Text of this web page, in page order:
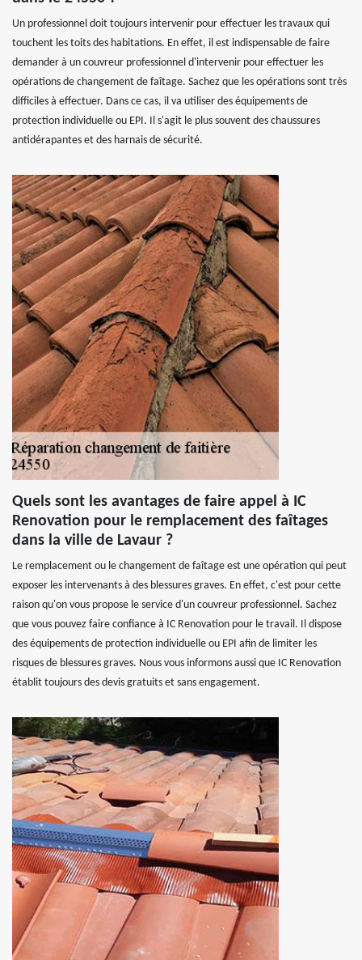
Un professionnel doit toujours intervenir pour effectuer les travaux qui
touchent les toits des habitations. En effet, il est indispensable de faire
demander à un couvreur professionnel d'intervenir pour effectuer les
opérations de changement de faîtage. Sachez que les opérations sont très
difficiles à effectuer. Dans ce cas, il va utiliser des équipements de
protection individuelle ou EPI. Il s'agit le plus souvent des chaussures
antidérapantes et des harnais de sécurité.
Quels sont les avantages de faire appel à IC
Renovation pour le remplacement des faîtages
dans la ville de Lavaur ?
Le remplacement ou le changement de faîtage est une opération qui peut
exposer les intervenants à des blessures graves. En effet, c'est pour cette
raison qu'on vous propose le service d'un couvreur professionnel. Sachez
que vous pouvez faire confiance à IC Renovation pour le travail. Il dispose
des équipements de protection individuelle ou EPI afin de limiter les
risques de blessures graves. Nous vous informons aussi que IC Renovation
établit toujours des devis gratuits et sans engagement.